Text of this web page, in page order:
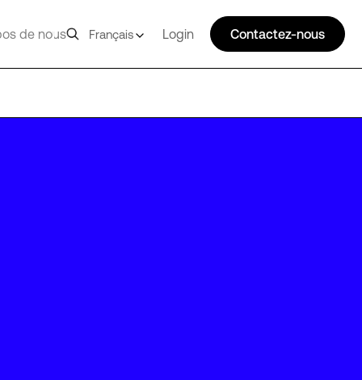
de nous Français Login Contactez-nous
MEX02